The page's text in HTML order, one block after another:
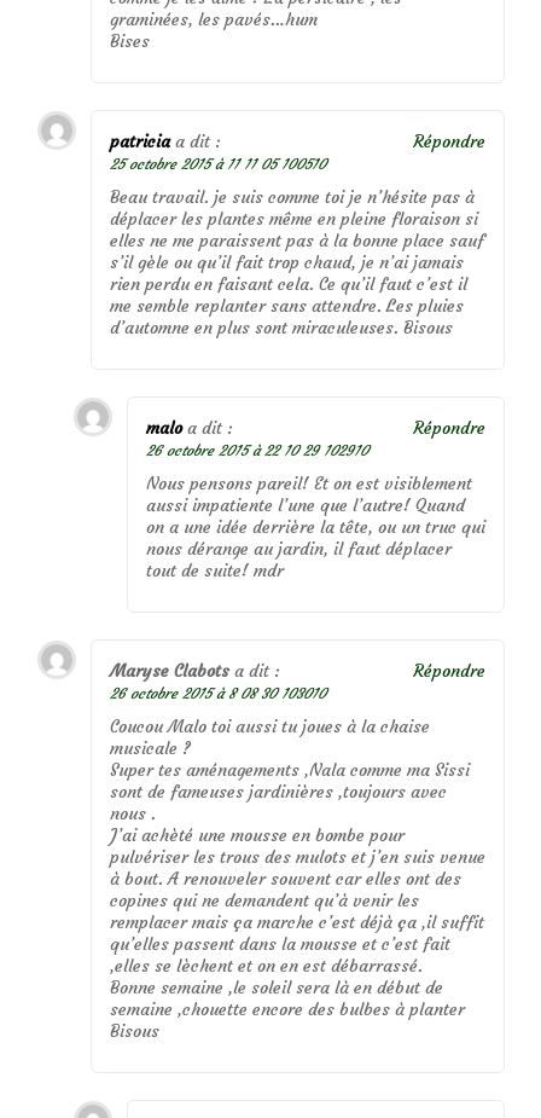
graminées, les pavés…hum
Bises
patricia a dit :
25 octobre 2015 à 11 11 05 100510
Beau travail. je suis comme toi je n’hésite pas à
déplacer les plantes même en pleine floraison si
elles ne me paraissent pas à la bonne place sauf
s’il gèle ou qu’il fait trop chaud, je n’ai jamais
rien perdu en faisant cela. Ce qu’il faut c’est il
me semble replanter sans attendre. Les pluies
d’automne en plus sont miraculeuses. Bisous
Répondre
malo a dit :
26 octobre 2015 à 22 10 29 102910
Nous pensons pareil! Et on est visiblement
aussi impatiente l’une que l’autre! Quand
on a une idée derrière la tête, ou un truc qui
nous dérange au jardin, il faut déplacer
tout de suite! mdr
Répondre
Maryse Clabots a dit :
26 octobre 2015 à 8 08 30 103010
Coucou Malo toi aussi tu joues à la chaise
musicale ?
Super tes aménagements ,Nala comme ma Sissi
sont de fameuses jardinières ,toujours avec
nous .
J’ai achèté une mousse en bombe pour
pulvériser les trous des mulots et j’en suis venue
à bout. A renouveler souvent car elles ont des
copines qui ne demandent qu’à venir les
remplacer mais ça marche c’est déjà ça ,il suffit
qu’elles passent dans la mousse et c’est fait
,elles se lèchent et on en est débarrassé.
Bonne semaine ,le soleil sera là en début de
semaine ,chouette encore des bulbes à planter
Bisous
Répondre